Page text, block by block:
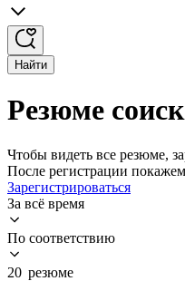
Найти
Резюме
Чтобы видеть все резюме,
После регистрации
Зарегистрироваться
За всё время
По соответствию
20 резюме